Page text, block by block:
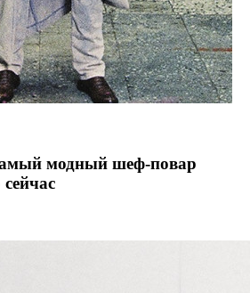
модный шеф-повар